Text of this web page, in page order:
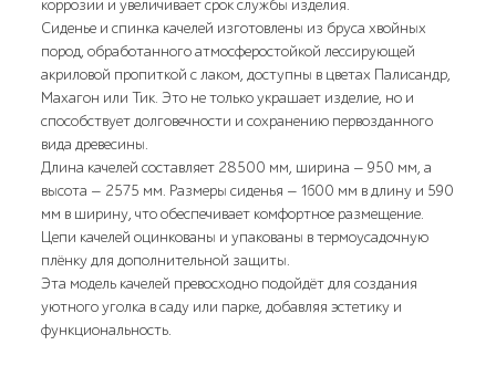
коррозии и увеличивает срок службы изделия.
Сиденье и спинка качелей изготовлены из бруса хвойных
пород, обработанного атмосферостойкой лессирующей
акриловой пропиткой с лаком, доступны в цветах Палисандр,
Махагон или Тик. Это не только украшает изделие, но и
способствует долговечности и сохранению первозданного
вида древесины.
Длина качелей составляет 28500 мм, ширина — 950 мм, а
высота — 2575 мм. Размеры сиденья — 1600 мм в длину и 590
мм в ширину, что обеспечивает комфортное размещение.
Цепи качелей оцинкованы и упакованы в термоусадочную
плёнку для дополнительной защиты.
Эта модель качелей превосходно подойдёт для создания
уютного уголка в саду или парке, добавляя эстетику и
функциональность.